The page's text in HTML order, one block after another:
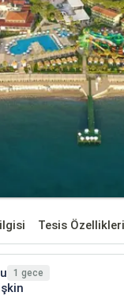
Tesis Özellikleri
1 gece